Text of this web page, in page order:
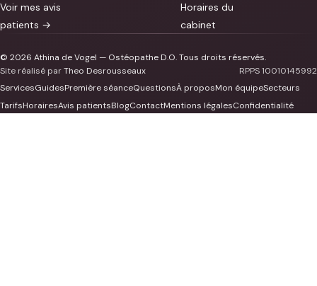
Voir mes avis
patients →
Horaires du
cabinet
© 2026 Athina de Vogel — Ostéopathe D.O. Tous droits réservés.
Site réalisé parTheo Desrousseaux
RPPS 10010145992
ServicesGuidesPremière séanceQuestionsÀ proposMon équipeSecteurs
TarifsHorairesAvis patientsBlogContactMentions légalesConfidentialité